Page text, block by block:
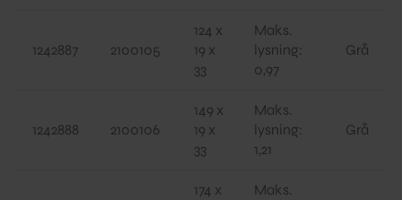
1242887 2100105
124 x
19 x
33
Maks.
lysning:
0,97
Grå
1242888 2100106
149 x
19 x
33
Maks.
lysning:
1,21
Grå
174 x
Maks.